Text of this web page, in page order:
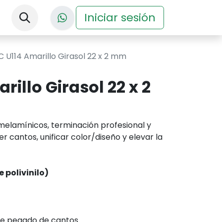
Descargas Eventos
Iniciar sesión
U114 Amarillo Girasol 22 x 2 mm
Girasol 22 x 2
terminación profesional y
cantos, unificar color/diseño y elevar la
polivinilo)